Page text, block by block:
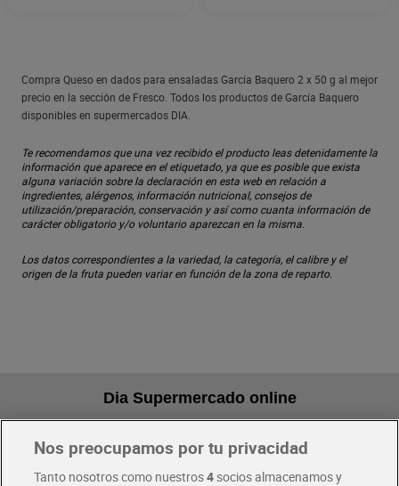
Compra Queso en dados para ensaladas García Baquero 2 x 50 g al mejor
precio en la sección de Fresco. Todos los productos de García Baquero
disponibles en supermercados DIA.
Te recomendamos que una vez recibido el producto leas detenidamente la
información que aparece en el etiquetado, ya que es posible que exista
alguna variación sobre la declaración en esta web en relación a
ingredientes, alérgenos, información nutricional, consejos de
utilización/preparación, conservación y así como cuanta información de
carácter obligatorio y/o voluntario aparezcan en la misma.
Los datos correspondientes a la variedad, la categoría, el calibre y el
origen de la fruta pueden variar en función de la zona de reparto.
Dia Supermercado online
Pide hoy, recibe hoy
Nos preocupamos por tu privacidad
Tanto nosotros como nuestros4socios almacenamos y